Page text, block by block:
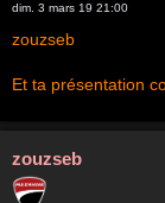
dim. 3 mars 19 21:00
zouzseb
Et ta présentation
zouzseb